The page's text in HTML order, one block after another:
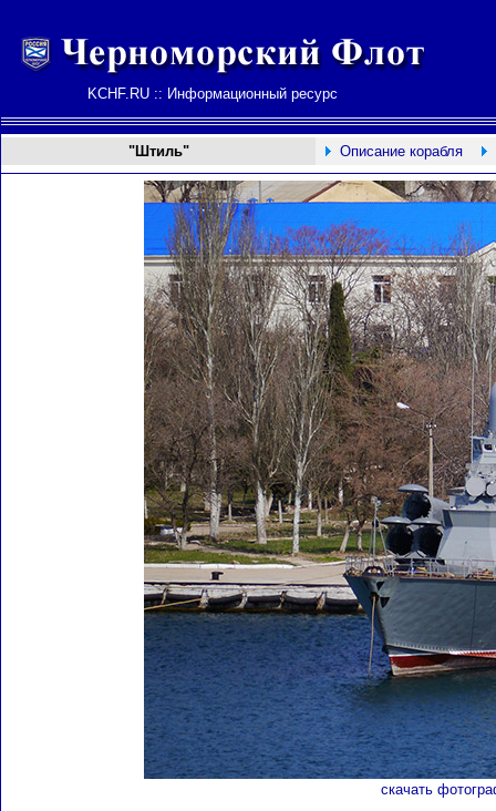
KCHF.RU :: Информационный ресурс
"Штиль" Описание корабля
скачать